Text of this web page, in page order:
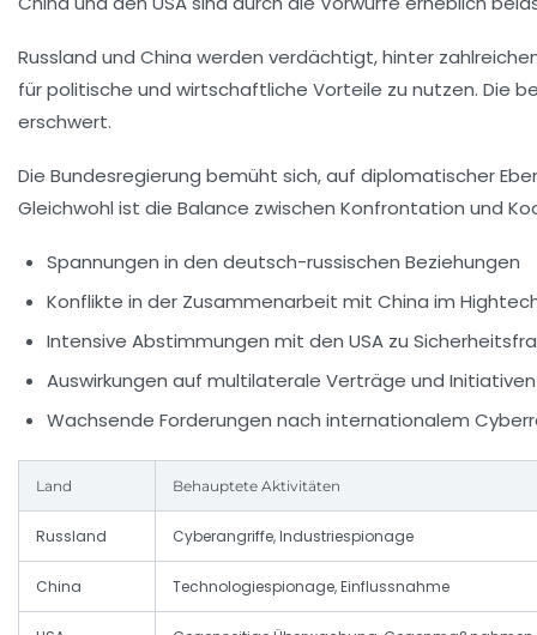
Russland und China werden verdächtigt, hinter
für politische und wirtschaftliche Vorteile zu nutzen. Die
erschwert.
Die Bundesregierung bemüht sich, auf diplomatischer
Gleichwohl ist die Balance zwischen Konfrontation und
Spannungen in den deutsch-russischen Beziehungen
Konflikte in der Zusammenarbeit mit China im
Intensive Abstimmungen mit den USA zu
Auswirkungen auf multilaterale Verträge und Initiativen
Wachsende Forderungen nach internationalem
Land Behauptete Aktivitäten
Russland Cyberangriffe, Industriespionage
China Technologiespionage, Einflussnahme